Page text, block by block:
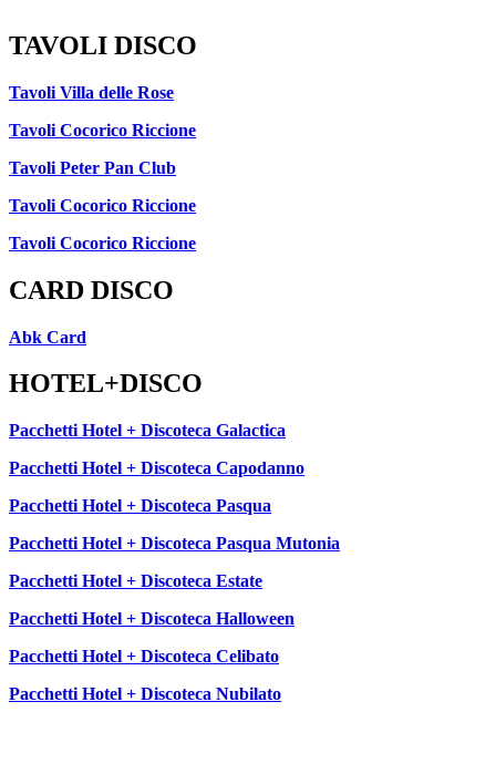
TAVOLI DISCO
Tavoli Villa delle Rose
Tavoli Cocorico Riccione
Tavoli Peter Pan Club
Tavoli Cocorico Riccione
Tavoli Cocorico Riccione
CARD DISCO
Abk Card
HOTEL+DISCO
Pacchetti Hotel + Discoteca Galactica
Pacchetti Hotel + Discoteca Capodanno
Pacchetti Hotel + Discoteca Pasqua
Pacchetti Hotel + Discoteca Pasqua Mutonia
Pacchetti Hotel + Discoteca Estate
Pacchetti Hotel + Discoteca Halloween
Pacchetti Hotel + Discoteca Celibato
Pacchetti Hotel + Discoteca Nubilato